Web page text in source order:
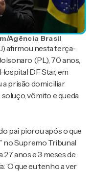
Agência Brasil
afirmou nesta terça-
(PL), 70 anos,
DF Star, em
a prisão domiciliar
vômito e queda
pai piorou após o que
no Supremo Tribunal
anos e 3 meses de
‘O que eu tenho a ver